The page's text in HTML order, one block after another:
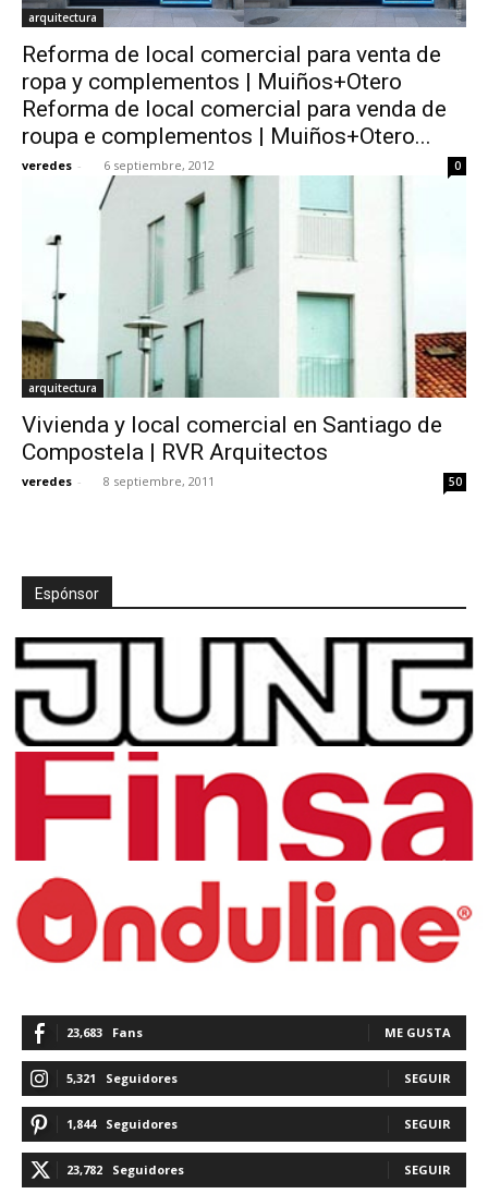
arquitectura
Reforma de local comercial para venta de
ropa y complementos | Muiños+Otero
Reforma de local comercial para venda de
roupa e complementos | Muiños+Otero...
veredes - 6 septiembre, 2012 0
arquitectura
Vivienda y local comercial en Santiago de
Compostela | RVR Arquitectos
veredes - 8 septiembre, 2011 50
Espónsor
23,683 Fans ME GUSTA
5,321 Seguidores SEGUIR
1,844 Seguidores SEGUIR
23,782 Seguidores SEGUIR